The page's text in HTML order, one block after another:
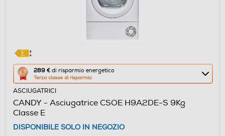
289 € di risparmio energetico
Terza classe di risparmio
Questa
azione
aprirà
il
Calcolatore
di
ASCIUGATRICI
CANDY - Asciugatrice CSOE H9A2DE-S 9Kg
Classe E
DISPONIBILE SOLO IN NEGOZIO